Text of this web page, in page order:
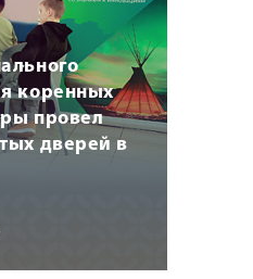
коренных
провел
дверей в